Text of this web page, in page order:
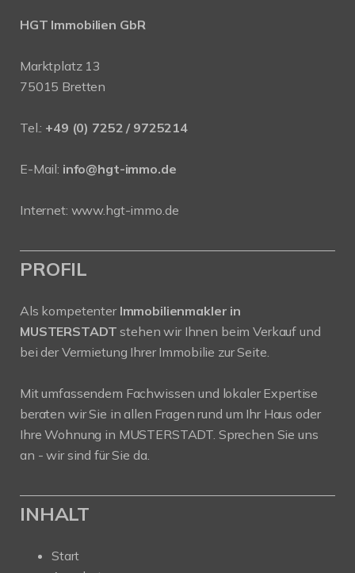
HGT Immobilien GbR
Marktplatz 13
75015 Bretten
Tel.: +49 (0) 7252 / 9725214
E-Mail: info@hgt-immo.de
Internet: www.hgt-immo.de
PROFIL
Als kompetenter Immobilienmakler in
MUSTERSTADT stehen wir Ihnen beim Verkauf und
bei der Vermietung Ihrer Immobilie zur Seite.
Mit umfassendem Fachwissen und lokaler Expertise
beraten wir Sie in allen Fragen rund um Ihr Haus oder
Ihre Wohnung in MUSTERSTADT. Sprechen Sie uns
an - wir sind für Sie da.
INHALT
Start